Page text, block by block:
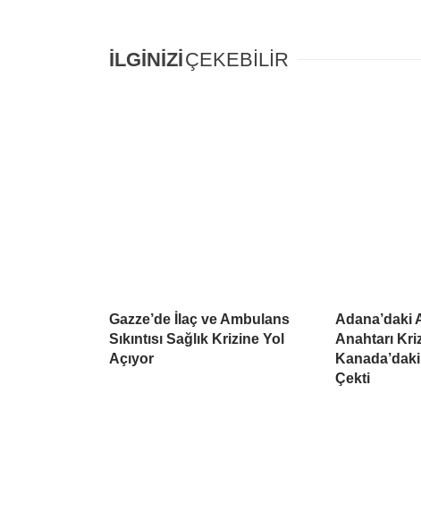
İLGİNİZİÇEKEBİLİR
Gazze’de İlaç ve Ambulans
Sıkıntısı Sağlık Krizine Yol
Açıyor
Adana’daki
Anahtarı
Çekti